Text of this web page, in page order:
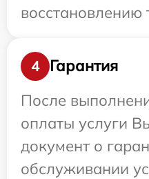
восстановлению
4
Гарантия
После
оплаты услуги
документ о
обслуживании